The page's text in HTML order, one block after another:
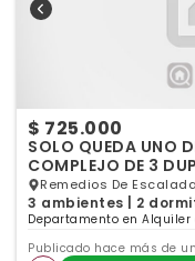
$ 725.000
SOLO QUEDA UNO
COMPLEJO DE 3
LLAMANOS YA!!!
Remedios De
3 ambientes | 2
Departamento en Alquiler
Publicado hace más de